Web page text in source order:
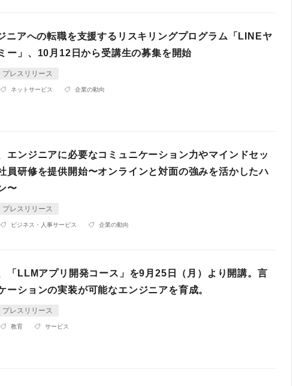
ニアへの転職を支援するリスキリングプログラム「LINEヤ
ー」、10月12日から受講生の募集を開始
プレスリリース
ネットサービス 企業の動向
エンジニアに必要なコミュニケーション力やマインドセッ
員研修を提供開始〜オンラインと対面の強みを活かしたハ
〜
プレスリリース
ビジネス・人事サービス 企業の動向
「LLMアプリ開発コース」を9月25日（月）より開講。言
ーションの実装が可能なエンジニアを育成。
プレスリリース
教育 サービス